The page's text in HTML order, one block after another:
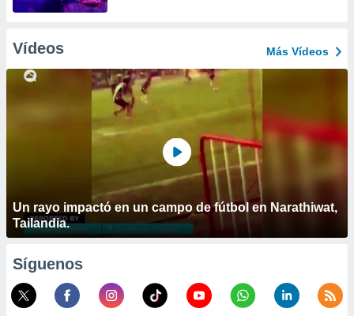
Vídeos Más Vídeos
Un rayo impactó en un campo de fútbol en Narathiwat,
Tailandia.
Síguenos